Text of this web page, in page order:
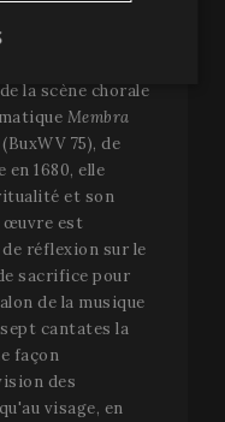
(22h30), la
la scène chorale
Membra
(BuxWV 75), de
en 1680, elle
et son
œuvre est
réflexion sur le
sacrifice pour
de la musique
cantates la
façon
des
visage, en
Analytiques